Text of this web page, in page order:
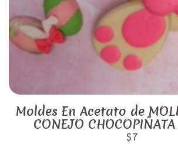
Moldes En Acetato de
CONEJO
$7